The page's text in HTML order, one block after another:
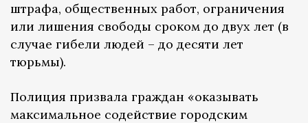
штрафа, общественных работ, ограничения
или лишения свободы сроком до двух лет (в
случае гибели людей – до десяти лет
тюрьмы).
Полиция призвала граждан «оказывать
максимальное содействие городским